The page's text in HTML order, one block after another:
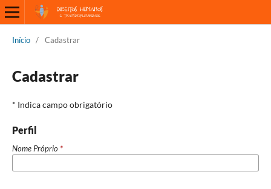
Início / Cadastrar
Cadastrar
* Indica campo obrigatório
Perfil
Nome Próprio *